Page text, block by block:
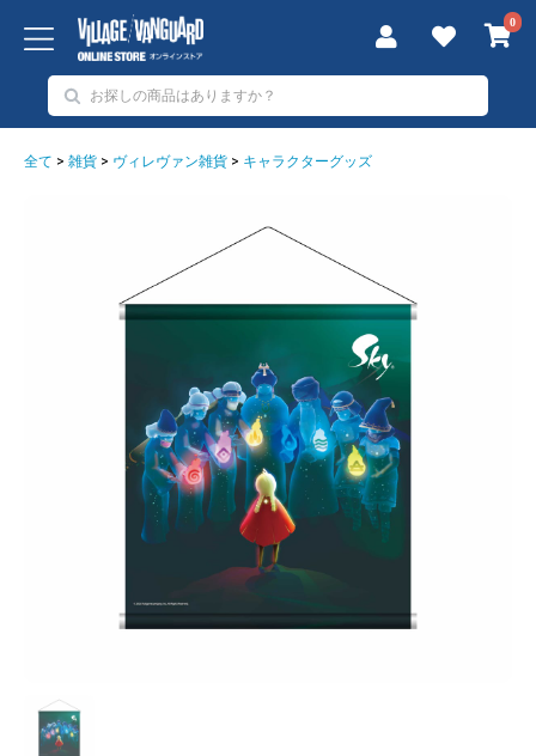
0
全て > 雑貨 > ヴィレヴァン雑貨 > キャラクターグッズ